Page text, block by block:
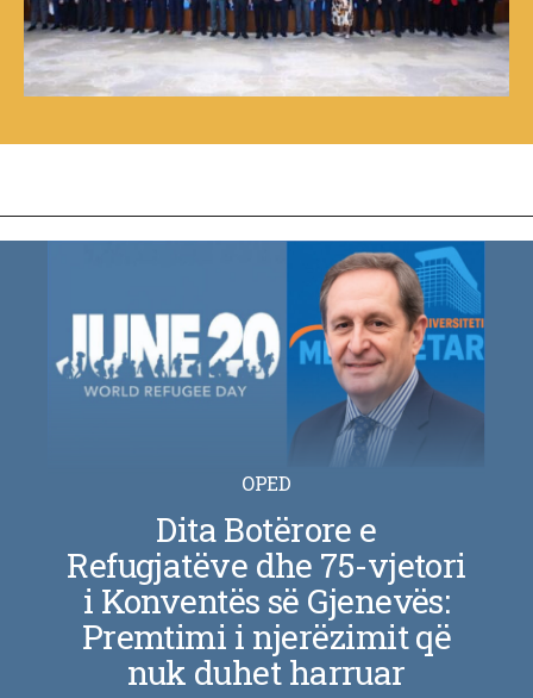
OPED
Dita Botërore e
Refugjatëve dhe 75-vjetori
i Konventës së Gjenevës:
Premtimi i njerëzimit që
nuk duhet harruar